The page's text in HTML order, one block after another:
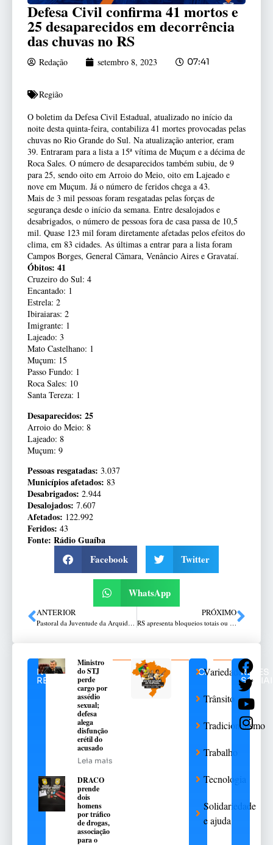
Defesa Civil confirma 41 mortos e
25 desaparecidos em decorrência
das chuvas no RS
Redação setembro 8, 2023 07:41
Região
O boletim da Defesa Civil Estadual, atualizado no início da
noite desta quinta-feira, contabiliza 41 mortes provocadas pelas
chuvas no Rio Grande do Sul. Na atualização anterior, eram
39. Entraram para a lista a 15ª vítima de Muçum e a décima de
Roca Sales. O número de desaparecidos também subiu, de 9
para 25, sendo oito em Arroio do Meio, oito em Lajeado e
nove em Muçum. Já o número de feridos chega a 43.
Mais de 3 mil pessoas foram resgatadas pelas forças de
segurança desde o início da semana. Entre desalojados e
desabrigados, o número de pessoas fora de casa passa de 10,5
mil. Quase 123 mil foram diretamente afetadas pelos efeitos do
clima, em 83 cidades. As últimas a entrar para a lista foram
Campos Borges, General Câmara, Venâncio Aires e Gravataí.
Óbitos: 41
Cruzeiro do Sul: 4
Encantado: 1
Estrela: 2
Ibiraiaras: 2
Imigrante: 1
Lajeado: 3
Mato Castelhano: 1
Muçum: 15
Passo Fundo: 1
Roca Sales: 10
Santa Tereza: 1
Desaparecidos: 25
Arroio do Meio: 8
Lajeado: 8
Muçum: 9
Pessoas resgatadas: 3.037
Municípios afetados: 83
Desabrigados: 2.944
Desalojados: 7.607
Afetados: 122.992
Feridos: 43
Fonte: Rádio Guaíba
Facebook Twitter
WhatsApp
ANTERIOR
Pastoral da Juventude da Arquidiocese de Passo Fundo rumo a Aparecida
PRÓXIMO
RS apresenta bloqueios totais ou parciais em dez trechos de sete rodovias
NOTÍCIAS
RELACIONADAS
Ministro
do STJ
perde
cargo por
assédio
sexual;
defesa
alega
disfunção
erétil do
acusado
Leia mais
DRACO
prende
dois
homens
por tráfico
de drogas,
associação
para o
CATEGORIAS
Variedades
Trânsito
Tradicionalismo
Trabalho
Tecnologia
Solidariedade
e ajuda
REDES